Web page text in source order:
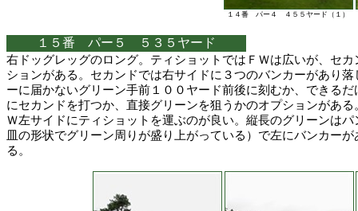
１４番 パー４ ４５５ヤード（１）
１５番 パー５ ５３５ヤード
右ドッグレッグのロング。ティショットではＦＷは広いが、セ
ションがある。セカンドでは右サイドに３つのバンカーがあり
ーに届かないグリーン手前１００ヤード前後に刻むか、できる
にセカンドを打つか、直接グリーンを狙うかのオプションがあ
Ｗ左サイドにティショットを運ぶのが良い。縦長のグリーンは
皿の形状でグリーン周りが盛り上がっている）で左にバンカー
る。